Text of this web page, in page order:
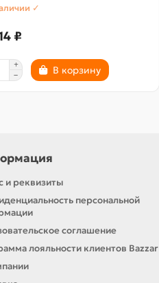
✓
₽
В корзину
и реквизиты
персональной
соглашение
лояльности клиентов Bazzar